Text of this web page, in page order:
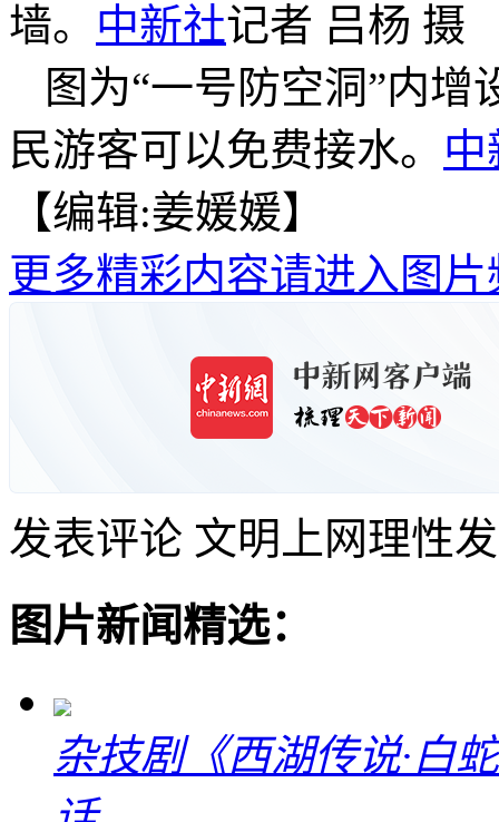
墙。 中新社记者 吕杨 摄
图为“一号防空洞”内
民游客可以免费接水。 中
【编辑:姜媛媛】
更多精彩内容请进入图片
发表评论 文明上网理性
图片新闻精选：
杂技剧《西湖传说·白